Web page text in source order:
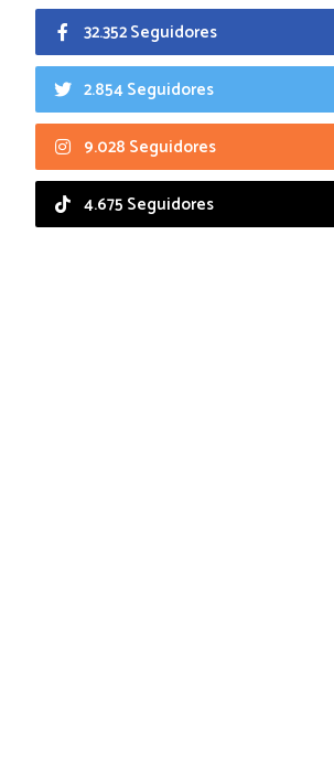
32.352 Seguidores
2.854 Seguidores
9.028 Seguidores
4.675 Seguidores